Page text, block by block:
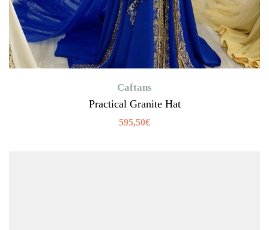
Caftans
Practical Granite Hat
595,50€